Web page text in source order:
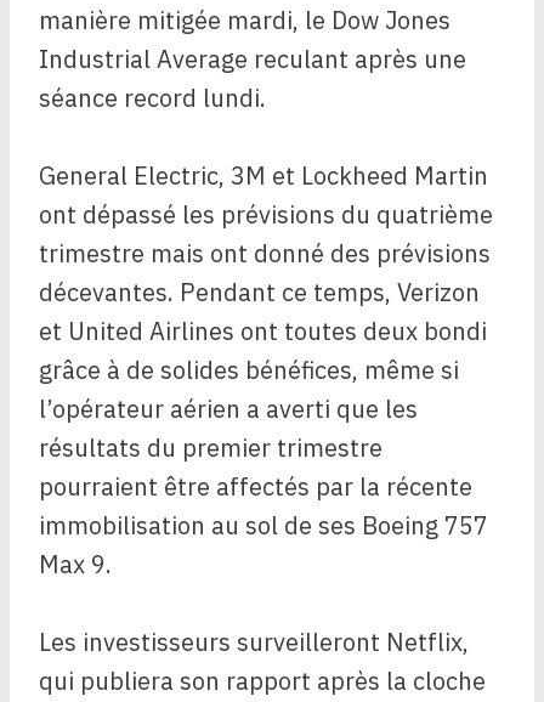
manière mitigée mardi, le Dow Jones
Industrial Average reculant après une
séance record lundi.
General Electric, 3M et Lockheed Martin
ont dépassé les prévisions du quatrième
trimestre mais ont donné des prévisions
décevantes. Pendant ce temps, Verizon
et United Airlines ont toutes deux bondi
grâce à de solides bénéfices, même si
l’opérateur aérien a averti que les
résultats du premier trimestre
pourraient être affectés par la récente
immobilisation au sol de ses Boeing 757
Max 9.
Les investisseurs surveilleront Netflix,
qui publiera son rapport après la cloche